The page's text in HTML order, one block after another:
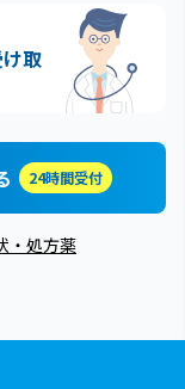
取
24時間受付
・処方薬